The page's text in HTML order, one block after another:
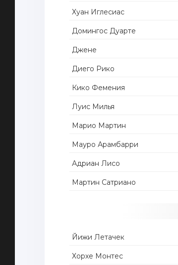
Хуан Иглесиас
Домингос Дуарте
Джене
Диего Рико
Кико Фемения
Луис Милья
Марио Мартин
Мауро Арамбарри
Адриан Лисо
Мартин Сатриано
Йижи Летачек
Хорхе Монтес